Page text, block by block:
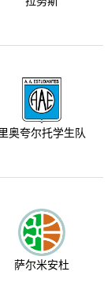
奥夸尔托学生队
萨尔米安杜